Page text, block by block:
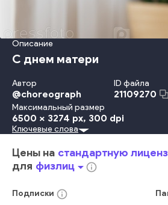
Описание
С днем матери
Автор
@choreograph
ID файла
21109270
Максимальный размер
6500 x 3274 px, 300 dpi
Красота Travel Locations
День Мать Родитель Дочь Весна
Подарок
Почтовая Открытка
Портрет
Празднование
Ключевые слова
Цены на стандартную
для физлицarrow_drop_downinfo_outline
Подписки info_outline